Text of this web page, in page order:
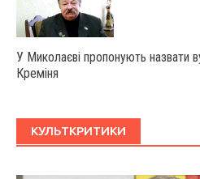
У Миколаєві пропонують назвати
Креміня
КУЛЬТКРИТИКИ